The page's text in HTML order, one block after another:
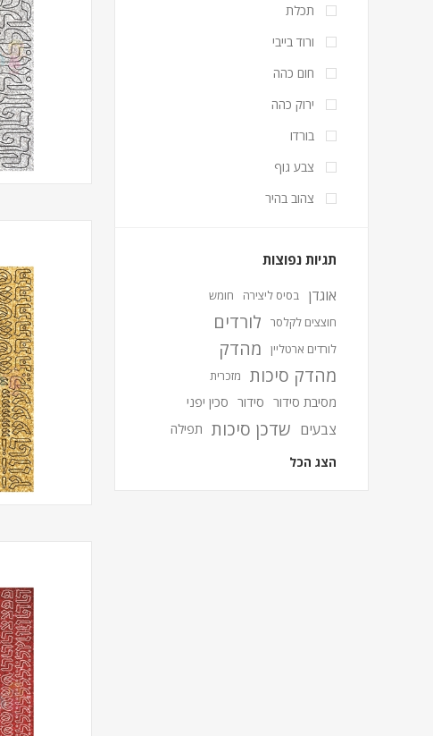
תכלת
ורוד בייבי
חום כהה
ירוק כהה
בורדו
צבע גוף
צהוב בהיר
תגיות נפוצות
אוגדן בסיס ליצירה
חומש
חוצצים לקלסר
לורדים
לורדים ארטליין
מהדק
מהדק סיכות
מזכרית
מסיבת סידור סידור סכין יפני
צבעים שדכן סיכות תפילה
הצג הכל